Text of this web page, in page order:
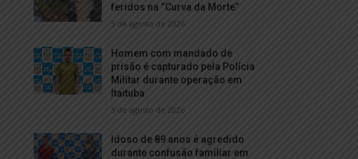
feridos na “Curva da Morte”
5 de agosto de 2026
Homem com mandado de
prisão é capturado pela Polícia
Militar durante operação em
Itaituba
5 de agosto de 2026
Idoso de 89 anos é agredido
durante confusão familiar em